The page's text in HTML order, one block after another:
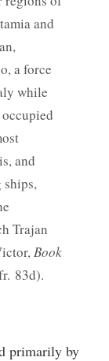
and
a force
while
and
ships,
Trajan
Book
83d).
primarily by